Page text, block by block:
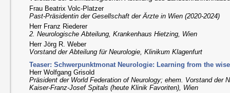
Frau Beatrix Volc-Platzer
Past-Präsidentin der Gesellschaft der Ärzte in Wien (2020-2024)
Herr Franz Riederer
2. Neurologische Abteilung, Krankenhaus Hietzing, Wien
Herr Jörg R. Weber
Vorstand der Abteilung für Neurologie, Klinikum Klagenfurt
Teaser: Schwerpunktmonat Neurologie: Learning from the
Herr Wolfgang Grisold
Präsident der World Federation of Neurology; ehem. Vorstand der
Kaiser-Franz-Josef Spitals (heute Klinik Favoriten), Wien